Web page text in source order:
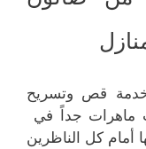
خدمة قص وتسريح
ماهرات جداً في
أمام كل الناظرين